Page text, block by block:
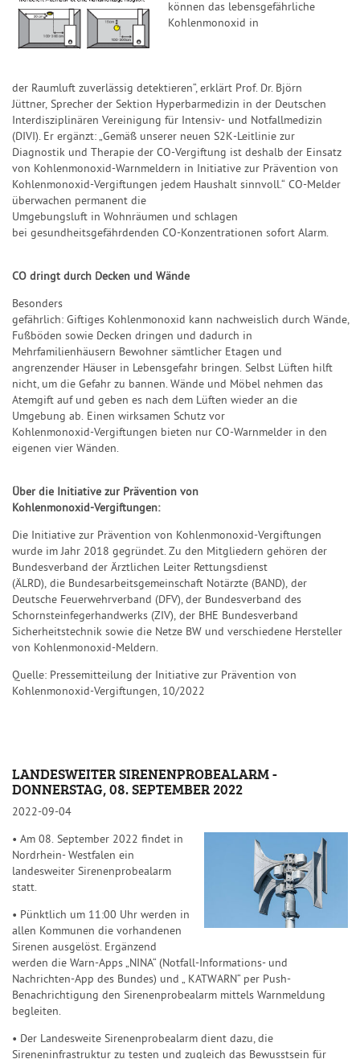
können das lebensgefährliche
Kohlenmonoxid in
der Raumluft zuverlässig detektieren“, erklärt Prof. Dr. Björn
Jüttner, Sprecher der Sektion Hyperbarmedizin in der Deutschen
Interdisziplinären Vereinigung für Intensiv- und Notfallmedizin
(DIVI). Er ergänzt: „Gemäß unserer neuen S2K-Leitlinie zur
Diagnostik und Therapie der CO-Vergiftung ist deshalb der Einsatz
von Kohlenmonoxid-Warnmeldern in Initiative zur Prävention von
Kohlenmonoxid-Vergiftungen jedem Haushalt sinnvoll.“ CO-Melder
überwachen permanent die
Umgebungsluft in Wohnräumen und schlagen
bei gesundheitsgefährdenden CO-Konzentrationen sofort Alarm.
CO dringt durch Decken und Wände
Besonders
gefährlich: Giftiges Kohlenmonoxid kann nachweislich durch Wände,
Fußböden sowie Decken dringen und dadurch in
Mehrfamilienhäusern Bewohner sämtlicher Etagen und
angrenzender Häuser in Lebensgefahr bringen. Selbst Lüften hilft
nicht, um die Gefahr zu bannen. Wände und Möbel nehmen das
Atemgift auf und geben es nach dem Lüften wieder an die
Umgebung ab. Einen wirksamen Schutz vor
Kohlenmonoxid-Vergiftungen bieten nur CO-Warnmelder in den
eigenen vier Wänden.
Über die Initiative zur Prävention von
Kohlenmonoxid-Vergiftungen:
Die Initiative zur Prävention von Kohlenmonoxid-Vergiftungen
wurde im Jahr 2018 gegründet. Zu den Mitgliedern gehören der
Bundesverband der Ärztlichen Leiter Rettungsdienst
(ÄLRD), die Bundesarbeitsgemeinschaft Notärzte (BAND), der
Deutsche Feuerwehrverband (DFV), der Bundesverband des
Schornsteinfegerhandwerks (ZIV), der BHE Bundesverband
Sicherheitstechnik sowie die Netze BW und verschiedene Hersteller
von Kohlenmonoxid-Meldern.
Quelle: Pressemitteilung der Initiative zur Prävention von
Kohlenmonoxid-Vergiftungen, 10/2022
LANDESWEITER SIRENENPROBEALARM -
DONNERSTAG, 08. SEPTEMBER 2022
2022-09-04
• Am 08. September 2022 findet in
Nordrhein- Westfalen ein
landesweiter Sirenenprobealarm
statt.
• Pünktlich um 11:00 Uhr werden in
allen Kommunen die vorhandenen
Sirenen ausgelöst. Ergänzend
werden die Warn-Apps „NINA“ (Notfall-Informations- und
Nachrichten-App des Bundes) und „ KATWARN“ per Push-
Benachrichtigung den Sirenenprobealarm mittels Warnmeldung
begleiten.
• Der Landesweite Sirenenprobealarm dient dazu, die
Sireneninfrastruktur zu testen und zugleich das Bewusstsein für